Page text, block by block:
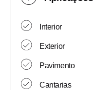
Interior
Exterior
Pavimento
Cantarias